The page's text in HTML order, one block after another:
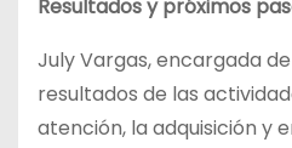
Resultados y próximos
July Vargas, encargada
resultados de las
atención, la adquisición y